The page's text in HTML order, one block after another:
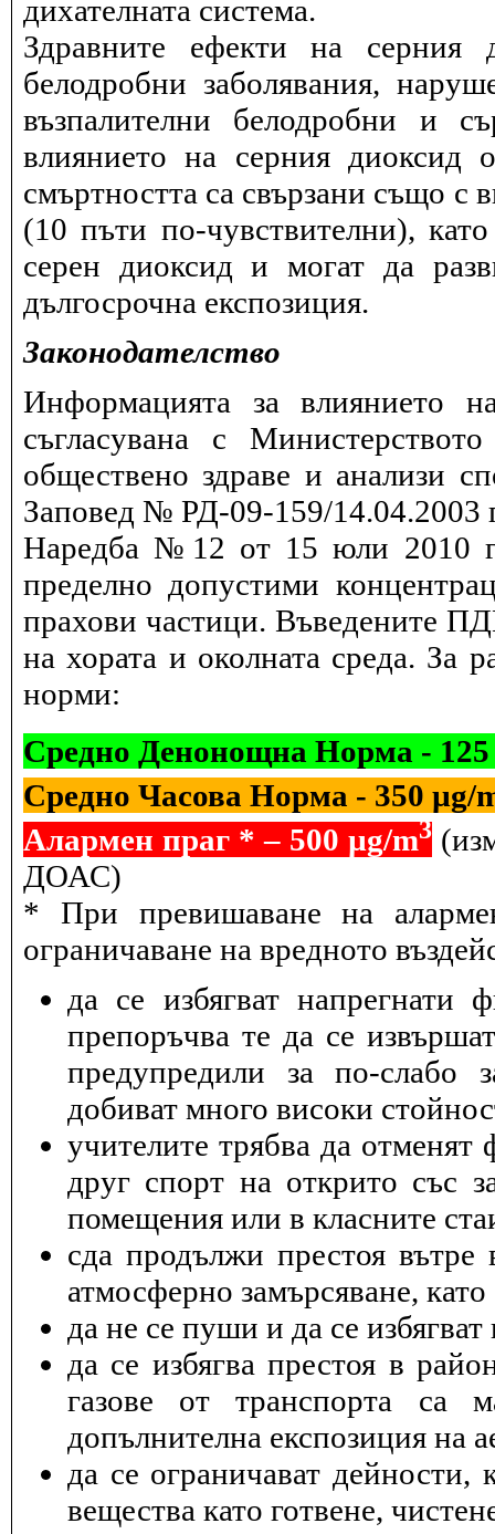
дихателната система.
Здравните ефекти на серния
белодробни заболявания,
възпалителни белодробни и
влиянието на серния диоксид
смъртността са свързани също с
(10 пъти по-чувствителни),
серен диоксид и могат да
дългосрочна експозиция.
Законодателство
Информацията за влиянието
съгласувана с
обществено здраве и анализи
Заповед № РД-09-159/14.04.2003
Наредба №12 от 15 юли 2010
пределно допустими
прахови частици. Въведените
на хората и околната среда. За
норми:
Средно Денонощна Норма - 125
Средно Часова Норма - 350 µg/
Алармен праг * – 500 µg/m3
ДОАС)
* При превишаване на
ограничаване на вредното
да се избягват напрегнати
препоръчва те да се
предупредили за по-слабо
добиват много високи
учителите трябва да отменят
друг спорт на открито със
помещения или в класните
cда продължи престоя
атмосферно замърсяване,
да не се пуши и да се
да се избягва престоя в
газове от транспорта са
допълнителна експозиция на
да се ограничават
вещества като готвене,